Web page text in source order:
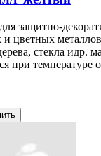
защитно-
и цветных
стекла идр.
при температуре